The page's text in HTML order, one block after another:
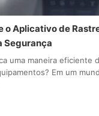
o Aplicativo de
Segurança
uma maneira eficiente
Em um